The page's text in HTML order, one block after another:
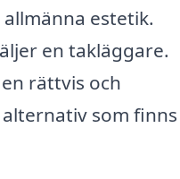
estetik.
en takläggare.
rättvis och
som finns